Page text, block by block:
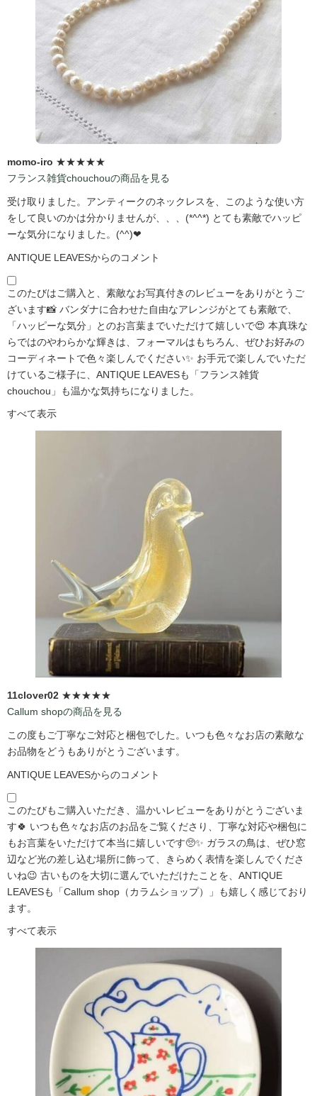
momo-iro ★★★★★
フランス雑貨chouchouの商品を見る
受け取りました。アンティークのネックレスを、このような使い方
をして良いのかは分かりませんが、、、(*^^*) とても素敵でハッピ
ーな気分になりました。(^^)❤
ANTIQUE LEAVESからのコメント
このたびはご購入と、素敵なお写真付きのレビューをありがとうご
ざいます📸 バンダナに合わせた自由なアレンジがとても素敵で、
「ハッピーな気分」とのお言葉までいただけて嬉しいで😍 本真珠な
らではのやわらかな輝きは、フォーマルはもちろん、ぜひお好みの
コーディネートで色々楽しんでください✨ お手元で楽しんでいただ
けているご様子に、ANTIQUE LEAVESも「フランス雑貨
chouchou」も温かな気持ちになりました。
すべて表示
11clover02 ★★★★★
Callum shopの商品を見る
この度もご丁寧なご対応と梱包でした。いつも色々なお店の素敵な
お品物をどうもありがとうございます。
ANTIQUE LEAVESからのコメント
このたびもご購入いただき、温かいレビューをありがとうございま
す🍀 いつも色々なお店のお品をご覧くださり、丁寧な対応や梱包に
もお言葉をいただけて本当に嬉しいです🥺✨ ガラスの鳥は、ぜひ窓
辺など光の差し込む場所に飾って、きらめく表情を楽しんでくださ
いね😉 古いものを大切に選んでいただけたことを、ANTIQUE
LEAVESも「Callum shop（カラムショップ）」も嬉しく感じており
ます。
すべて表示